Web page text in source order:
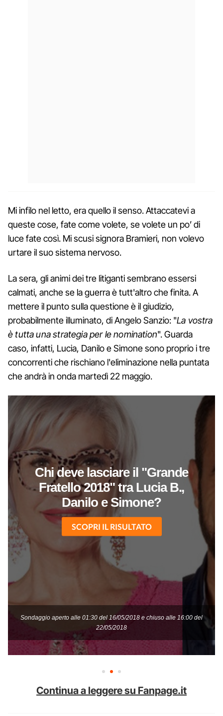
Mi infilo nel letto, era quello il senso. Attaccatevi a
queste cose, fate come volete, se volete un po’ di
luce fate così. Mi scusi signora Bramieri, non volevo
urtare il suo sistema nervoso.
La sera, gli animi dei tre litiganti sembrano essersi
calmati, anche se la guerra è tutt'altro che finita. A
mettere il punto sulla questione è il giudizio,
probabilmente illuminato, di Angelo Sanzio: "La vostra
è tutta una strategia per le nomination". Guarda
caso, infatti, Lucia, Danilo e Simone sono proprio i tre
concorrenti che rischiano l'eliminazione nella puntata
che andrà in onda martedì 22 maggio.
Continua a leggere su Fanpage.it